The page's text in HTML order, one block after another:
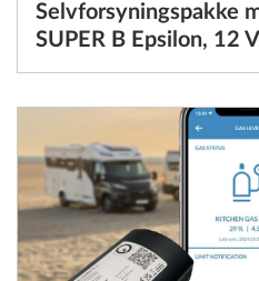
Selvforsyningspakke
SUPER B Epsilon, 12